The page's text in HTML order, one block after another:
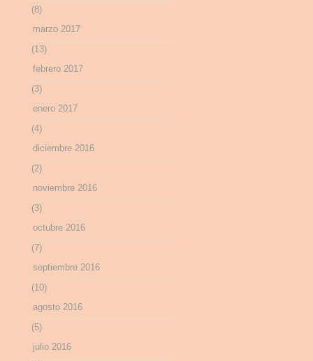
(8)
marzo 2017
(13)
febrero 2017
(3)
enero 2017
(4)
diciembre 2016
(2)
noviembre 2016
(3)
octubre 2016
(7)
septiembre 2016
(10)
agosto 2016
(5)
julio 2016